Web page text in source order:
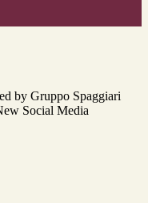
by Gruppo Spaggiari
Social Media